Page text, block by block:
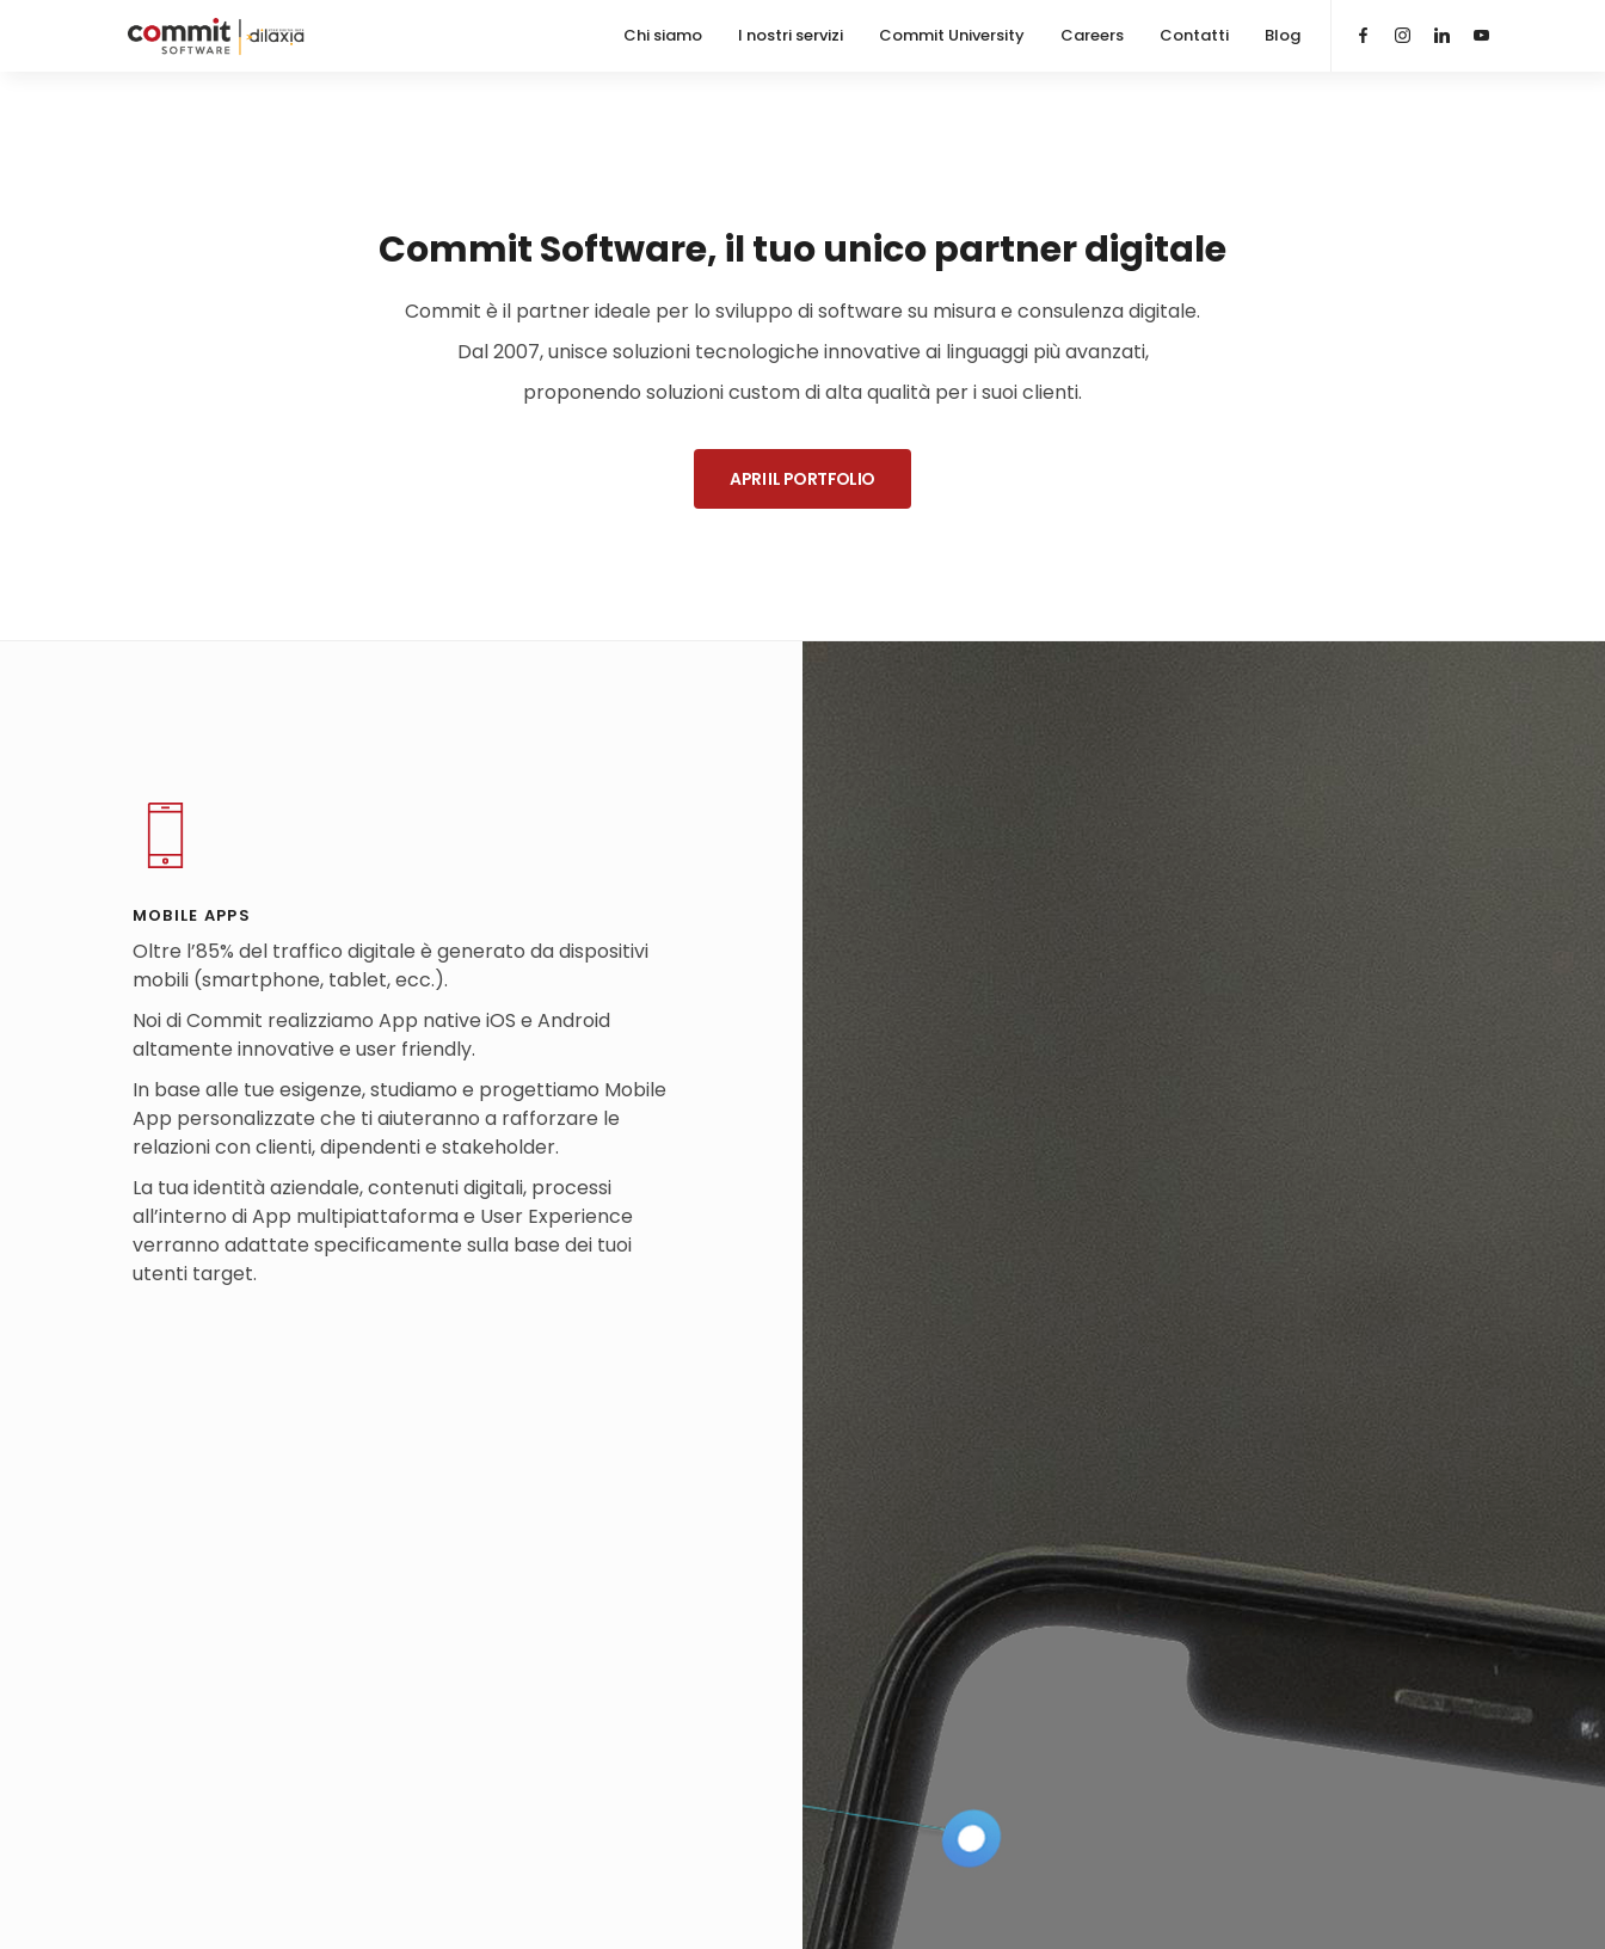
Chi siamo I nostri servizi Commit University Careers Contatti Blog
Commit Software, il tuo unico partner digitale
Commit è il partner ideale per lo sviluppo di software su misura e consulenza digitale.
Dal 2007, unisce soluzioni tecnologiche innovative ai linguaggi più avanzati,
proponendo soluzioni custom di alta qualità per i suoi clienti.
APRI IL PORTFOLIO
MOBILE APPS
Oltre l’85% del traffico digitale è generato da dispositivi
mobili (smartphone, tablet, ecc.).
Noi di Commit realizziamo App native iOS e Android
altamente innovative e user friendly.
In base alle tue esigenze, studiamo e progettiamo Mobile
App personalizzate che ti aiuteranno a rafforzare le
relazioni con clienti, dipendenti e stakeholder.
La tua identità aziendale, contenuti digitali, processi
all’interno di App multipiattaforma e User Experience
verranno adattate specificamente sulla base dei tuoi
utenti target.